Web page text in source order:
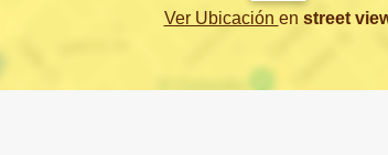
Ver Ubicación en street